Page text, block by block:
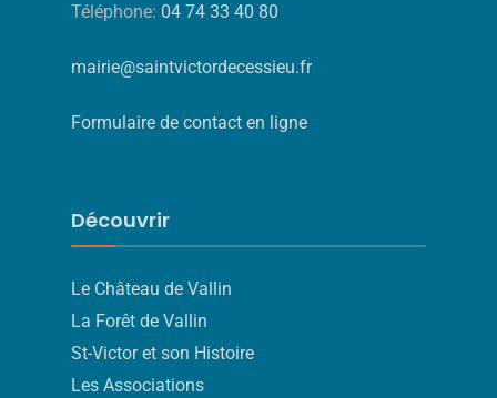
Téléphone: 04 74 33 40 80
mairie@saintvictordecessieu.fr
Formulaire de contact en ligne
Découvrir
Le Château de Vallin
La Forêt de Vallin
St-Victor et son Histoire
Les Associations